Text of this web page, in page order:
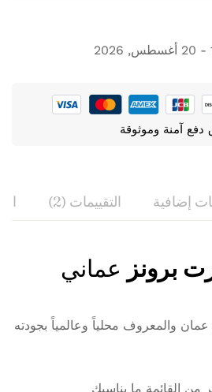
آمنة وموثوقة
إضافية التقييمات (2)
برونز عماني
والمعروف محلياً وعالمياً بجودته
من القائمة ما يناسبك
2